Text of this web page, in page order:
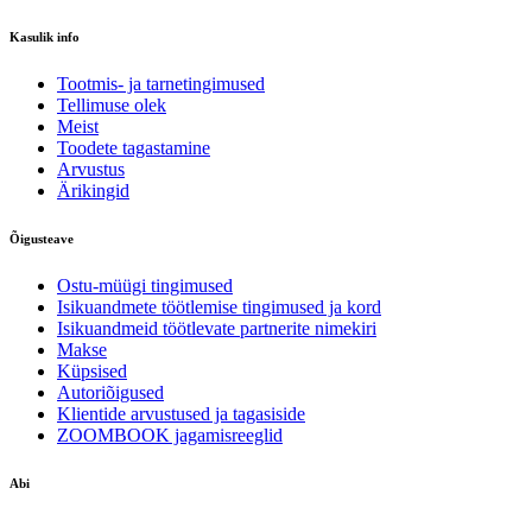
Kasulik info
Tootmis- ja tarnetingimused
Tellimuse olek
Meist
Toodete tagastamine
Arvustus
Ärikingid
Õigusteave
Ostu-müügi tingimused
Isikuandmete töötlemise tingimused ja kord
Isikuandmeid töötlevate partnerite nimekiri
Makse
Küpsised
Autoriõigused
Klientide arvustused ja tagasiside
ZOOMBOOK jagamisreeglid
Abi